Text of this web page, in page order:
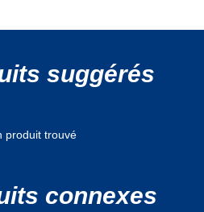
suggérés
produit trouvé
connexes